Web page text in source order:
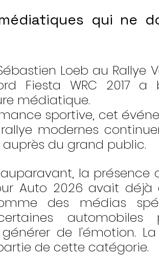
qui ne
Loeb au Rallye
Fiesta WRC 2017 a
médiatique.
sportive, cet
modernes
du grand public.
la présence
Auto 2026 avait
des médias
automobiles
de l'émotion.
de cette catégorie.